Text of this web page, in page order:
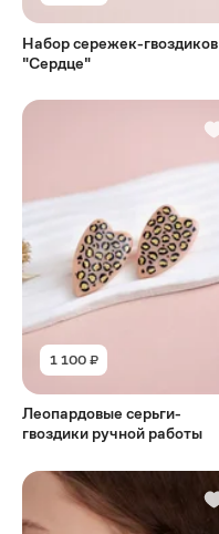
Набор сережек-гвоздиков
"Сердце"
1 100 ₽
Леопардовые серьги-
гвоздики ручной работы